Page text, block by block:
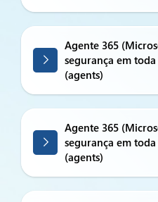
Agente 365
segurança em
(agents)
Agente 365
segurança em
(agents)